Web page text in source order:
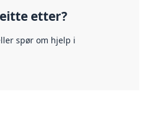
etter?
spør om hjelp i